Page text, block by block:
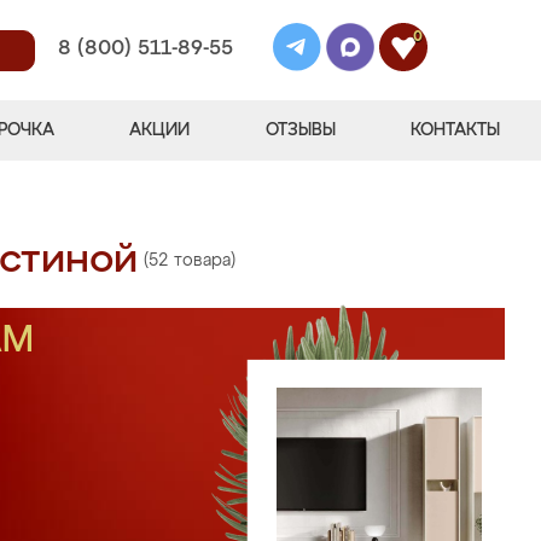
8 (800) 511-89-55
0
АКЦИИ ОТЗЫВЫ КОНТАКТЫ
(52 товара)